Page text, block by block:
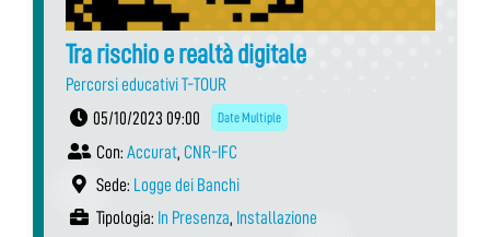
Tra rischio e realtà digitale
Percorsi educativi T-TOUR
05/10/2023 09:00
Date Multiple
Con: Accurat, CNR-IFC
Sede: Logge dei Banchi
Tipologia: In Presenza, Installazione